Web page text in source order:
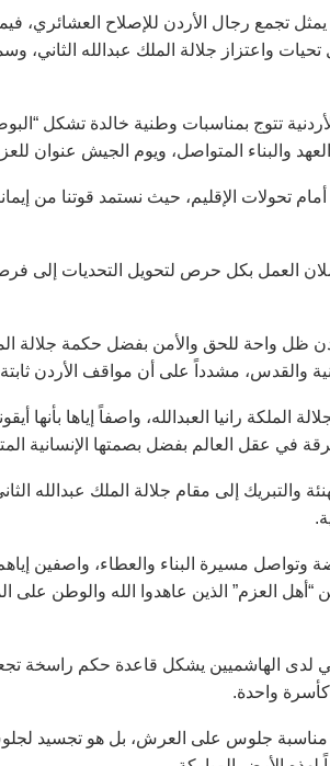
تجمع رجال الأردن للإصلاح العشائري،
واعتزاز جلالة الملك عبدالله الثاني،
تتوج بمناسبات وطنية خالدة تشكل
والبناء المتواصل، ويوم الجيش عنوان
تحولات الإقليم، حيث نستمد قوتنا من إيماننا
العمل بكل حرص لتحويل التحديات إلى فرص
ظل واحة للحق والأمن بفضل حكمة جلالة
والقدس، مشدداً على أن مواقف الأردن ثابتة
الملكة رانيا العبدالله، واصفاً إياها
في عقل العالم بفضل بصمتها الإنسانية
والتبريك إلى مقام جلالة الملك عبدالله
وتواصل مسيرة البناء والعطاء، واصفين
“أهل العزم” الذين عاهدوا الله والوطن على
لدى الهاشميين يشكل قاعدة حكم راسخة
كأسرة واحدة.
جلوس على العرش، بل هو تجسيد لجلوس